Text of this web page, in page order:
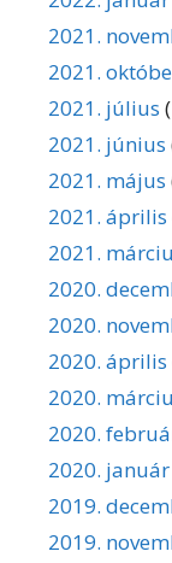
2021.
2021.
2021. július
2021. június
2021. május
2021. április
2021.
2020.
2020.
2020. április
2020.
2020.
2020. január
2019.
2019.